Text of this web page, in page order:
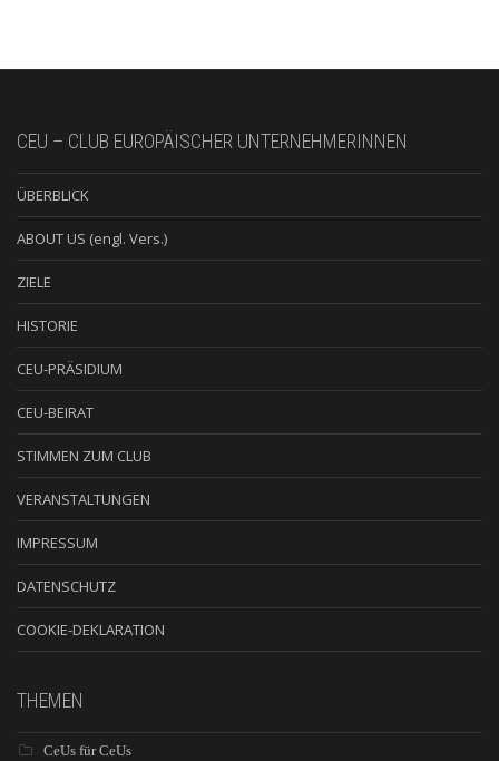
CEU – CLUB EUROPÄISCHER UNTERNEHMERINNEN
ÜBERBLICK
ABOUT US (engl. Vers.)
ZIELE
HISTORIE
CEU-PRÄSIDIUM
CEU-BEIRAT
STIMMEN ZUM CLUB
VERANSTALTUNGEN
IMPRESSUM
DATENSCHUTZ
COOKIE-DEKLARATION
THEMEN
CeUs für CeUs